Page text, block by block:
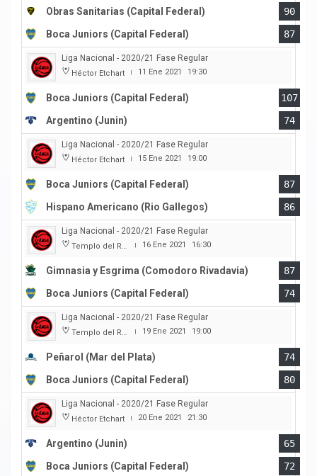
Obras Sanitarias (Capital Federal)
90
Boca Juniors (Capital Federal)
87
Liga Nacional - 2020/21 Fase Regular
Héctor Etchart | 11 Ene 2021 19:30
Boca Juniors (Capital Federal)
107
Argentino (Junin)
74
Liga Nacional - 2020/21 Fase Regular
Héctor Etchart | 15 Ene 2021 19:00
Boca Juniors (Capital Federal)
87
Hispano Americano (Rio Gallegos)
86
Liga Nacional - 2020/21 Fase Regular
Templo del Rock | 16 Ene 2021 16:30
Gimnasia y Esgrima (Comodoro Rivadavia)
87
Boca Juniors (Capital Federal)
74
Liga Nacional - 2020/21 Fase Regular
Templo del Rock | 19 Ene 2021 19:00
Peñarol (Mar del Plata)
74
Boca Juniors (Capital Federal)
80
Liga Nacional - 2020/21 Fase Regular
Héctor Etchart | 20 Ene 2021 21:30
Argentino (Junin)
65
Boca Juniors (Capital Federal)
72